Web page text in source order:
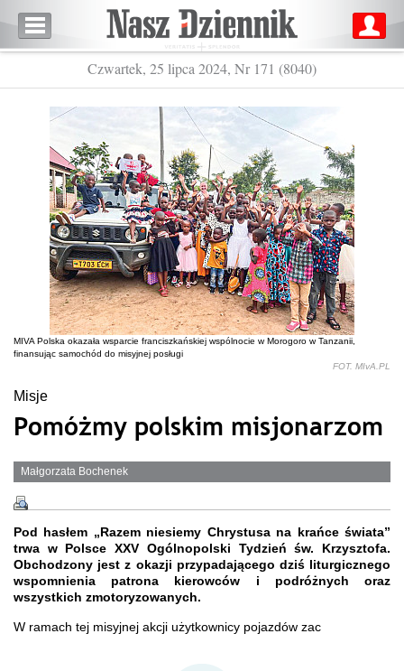
Czwartek, 25 lipca 2024, Nr 171 (8040)
MIVA Polska okazała wsparcie franciszkańskiej wspólnocie w Morogoro w Tanzanii,
finansując samochód do misyjnej posługi
FOT. MIvA.PL
Misje
Pomóżmy polskim misjonarzom
Małgorzata Bochenek
Pod hasłem „Razem niesiemy Chrystusa na krańce świata”
trwa w Polsce XXV Ogólnopolski Tydzień św. Krzysztofa.
Obchodzony jest z okazji przypadającego dziś liturgicznego
wspomnienia patrona kierowców i podróżnych oraz
wszystkich zmotoryzowanych.
W ramach tej misyjnej akcji użytkownicy pojazdów zac